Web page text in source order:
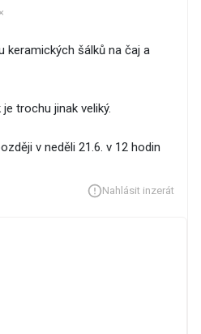
keramických šálků na čaj a
trochu jinak veliký.
v neděli 21.6. v 12 hodin
Nahlásit inzerát